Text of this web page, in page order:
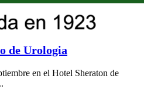
de Urologia
en el Hotel Sheraton de